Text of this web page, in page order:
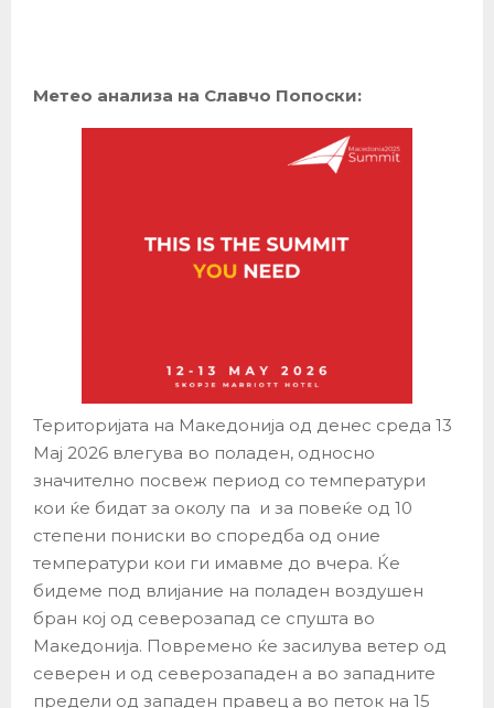
Метео анализа на Славчо Попоски:
Територијата на Македонија од денес среда 13
Мај 2026 влегува во поладен, односно
значително посвеж период со температури
кои ќе бидат за околу па и за повеќе од 10
степени пониски во споредба од оние
температури кои ги имавме до вчера. Ќе
бидеме под влијание на поладен воздушен
бран кој од северозапад се спушта во
Македонија. Повремено ќе засилува ветер од
северен и од северозападен а во западните
предели од западен правец а во петок на 15